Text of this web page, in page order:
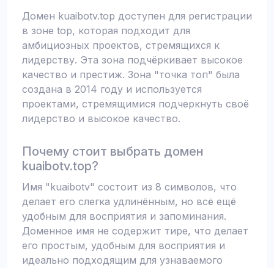
Домен kuaibotv.top доступен для регистрации
в зоне top, которая подходит для
амбициозных проектов, стремящихся к
лидерству. Эта зона подчёркивает высокое
качество и престиж. Зона "точка топ" была
создана в 2014 году и используется
проектами, стремящимися подчеркнуть своё
лидерство и высокое качество.
Почему стоит выбрать домен
kuaibotv.top?
Имя "kuaibotv" состоит из 8 символов, что
делает его слегка удлинённым, но всё ещё
удобным для восприятия и запоминания.
Доменное имя не содержит тире, что делает
его простым, удобным для восприятия и
идеально подходящим для узнаваемого